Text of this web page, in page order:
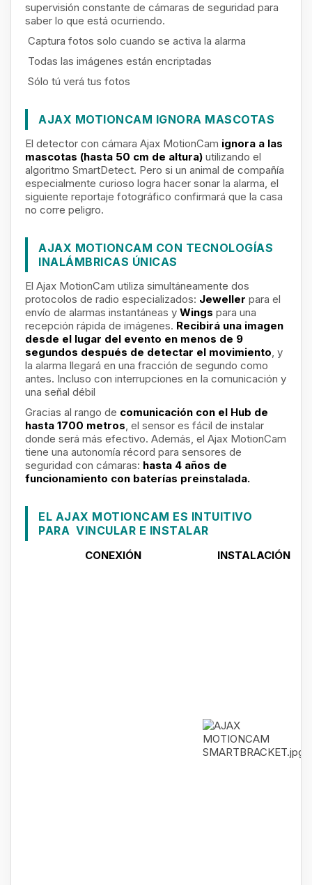
supervisión constante de cámaras de seguridad para
saber lo que está ocurriendo.
Captura fotos solo cuando se activa la alarma
Todas las imágenes están encriptadas
Sólo tú verá tus fotos
AJAX MOTIONCAM IGNORA MASCOTAS
El detector con cámara Ajax MotionCam ignora a las
mascotas (hasta 50 cm de altura) utilizando el
algoritmo SmartDetect. Pero si un animal de compañía
especialmente curioso logra hacer sonar la alarma, el
siguiente reportaje fotográfico confirmará que la casa
no corre peligro.
AJAX MOTIONCAM CON TECNOLOGÍAS
INALÁMBRICAS ÚNICAS
El Ajax MotionCam utiliza simultáneamente dos
protocolos de radio especializados: Jeweller para el
envío de alarmas instantáneas y Wings para una
recepción rápida de imágenes. Recibirá una imagen
desde el lugar del evento en menos de 9
segundos después de detectar el movimiento, y
la alarma llegará en una fracción de segundo como
antes. Incluso con interrupciones en la comunicación y
una señal débil
Gracias al rango de comunicación con el Hub de
hasta 1700 metros, el sensor es fácil de instalar
donde será más efectivo. Además, el Ajax MotionCam
tiene una autonomía récord para sensores de
seguridad con cámaras: hasta 4 años de
funcionamiento con baterías preinstalada.
EL AJAX MOTIONCAM ES INTUITIVO
PARA VINCULAR E INSTALAR
CONEXIÓN INSTALACIÓN